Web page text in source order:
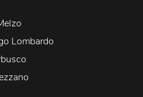
Lombardo